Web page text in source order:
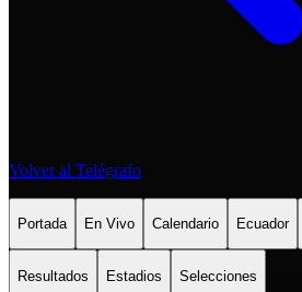
Volver al Telégrafo
Portada En Vivo Calendario Ecuador
Resultados Estadios Selecciones